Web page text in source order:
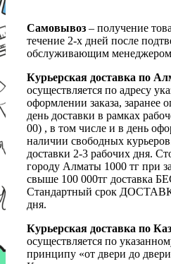
Самовывоз – получение
течение 2-х дней после
обслуживающим
Курьерская доставка по
осуществляется по адресу
оформлении заказа, заранее
день доставки в рамках
00) , в том числе и в день
наличии свободных
доставки 2-3 рабочих дня.
городу Алматы 1000 тг при
свыше 100 000тг доставка
Стандартный срок
дня.
Курьерская доставка по
осуществляется по
принципу «от двери до